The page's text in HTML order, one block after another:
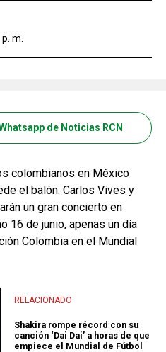
m.
de Noticias RCN
colombianos en México
el balón. Carlos Vives y
un gran concierto en
16 de junio, apenas un día
Colombia en el Mundial
RELACIONADO
Shakira rompe récord con su
canción ‘Dai Dai’ a horas de que
empiece el Mundial de Fútbol